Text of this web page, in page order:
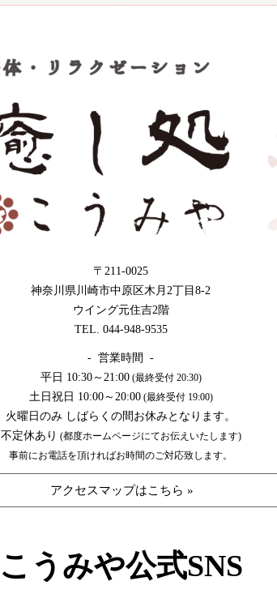
〒211-0025
神奈川県川崎市中原区木月2丁目8-2
ウイング元住吉2階
TEL. 044-948-9535
- 営業時間 -
平日 10:30～21:00(最終受付 20:30)
土日祝日 10:00～20:00(最終受付 19:00)
火曜日のみ しばらくの間お休みとなります。
不定休あり (都度ホームページにてお伝えいたします)
事前にお電話を頂ければお時間のご対応致します。
アクセスマップはこちら »
こうみや公式SNS